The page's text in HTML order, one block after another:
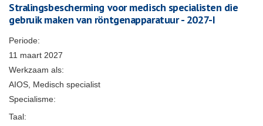
Stralingsbescherming voor medisch specialisten die
gebruik maken van röntgenapparatuur - 2027-I
Periode:
11 maart 2027
Werkzaam als:
AIOS, Medisch specialist
Specialisme:
Taal: